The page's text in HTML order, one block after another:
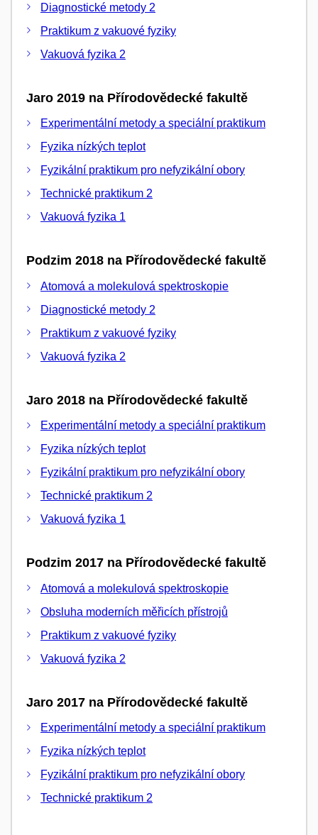
Diagnostické metody 2
Praktikum z vakuové fyziky
Vakuová fyzika 2
Jaro 2019 na Přírodovědecké fakultě
Experimentální metody a speciální praktikum
Fyzika nízkých teplot
Fyzikální praktikum pro nefyzikální obory
Technické praktikum 2
Vakuová fyzika 1
Podzim 2018 na Přírodovědecké fakultě
Atomová a molekulová spektroskopie
Diagnostické metody 2
Praktikum z vakuové fyziky
Vakuová fyzika 2
Jaro 2018 na Přírodovědecké fakultě
Experimentální metody a speciální praktikum
Fyzika nízkých teplot
Fyzikální praktikum pro nefyzikální obory
Technické praktikum 2
Vakuová fyzika 1
Podzim 2017 na Přírodovědecké fakultě
Atomová a molekulová spektroskopie
Obsluha moderních měřicích přístrojů
Praktikum z vakuové fyziky
Vakuová fyzika 2
Jaro 2017 na Přírodovědecké fakultě
Experimentální metody a speciální praktikum
Fyzika nízkých teplot
Fyzikální praktikum pro nefyzikální obory
Technické praktikum 2